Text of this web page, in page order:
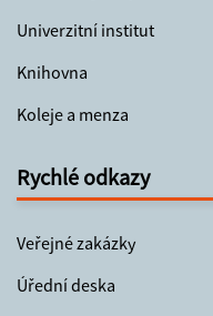
Univerzitní institut
Knihovna
Koleje a menza
Rychlé odkazy
Veřejné zakázky
Úřední deska